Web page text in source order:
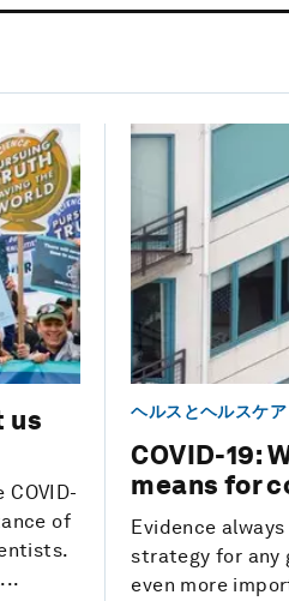
us
of
ヘルスとヘルスケア
COVID-19:
means for
Evidence
strategy for any
even more